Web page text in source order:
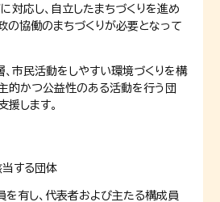
対応し、自立したまちづくりを進め
の協働のまちづくりが必要となって
、市民活動をしやすい環境づくりを構
的かつ公益性のある活動を行う団
援します。
する団体
有し、代表者および主たる構成員